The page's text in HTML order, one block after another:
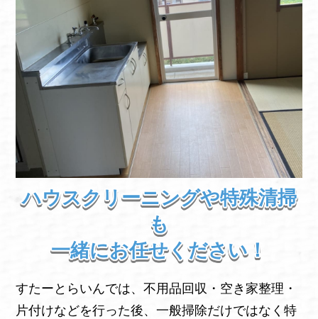
ハウスクリーニングや特殊清掃
も
一緒にお任せください！
すたーとらいんでは、不用品回収・空き家整理・
片付けなどを行った後、一般掃除だけではなく特